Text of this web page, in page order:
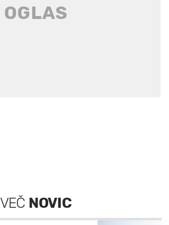
VEČ NOVIC